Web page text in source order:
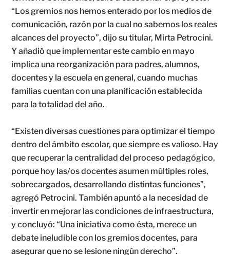
“Los gremios nos hemos enterado por los medios de
comunicación, razón por la cual no sabemos los reales
alcances del proyecto”, dijo su titular, Mirta Petrocini.
Y añadió que implementar este cambio en mayo
implica una reorganización para padres, alumnos,
docentes y la escuela en general, cuando muchas
familias cuentan con una planificación establecida
para la totalidad del año.
“Existen diversas cuestiones para optimizar el tiempo
dentro del ámbito escolar, que siempre es valioso. Hay
que recuperar la centralidad del proceso pedagógico,
porque hoy las/os docentes asumen múltiples roles,
sobrecargados, desarrollando distintas funciones”,
agregó Petrocini. También apuntó a la necesidad de
invertir en mejorar las condiciones de infraestructura,
y concluyó: “Una iniciativa como ésta, merece un
debate ineludible con los gremios docentes, para
asegurar que no se lesione ningún derecho”.